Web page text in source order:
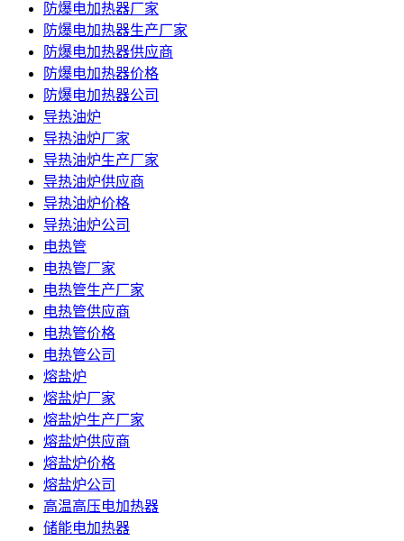
防爆电加热器厂家
防爆电加热器生产厂家
防爆电加热器供应商
防爆电加热器价格
防爆电加热器公司
导热油炉
导热油炉厂家
导热油炉生产厂家
导热油炉供应商
导热油炉价格
导热油炉公司
电热管
电热管厂家
电热管生产厂家
电热管供应商
电热管价格
电热管公司
熔盐炉
熔盐炉厂家
熔盐炉生产厂家
熔盐炉供应商
熔盐炉价格
熔盐炉公司
高温高压电加热器
储能电加热器